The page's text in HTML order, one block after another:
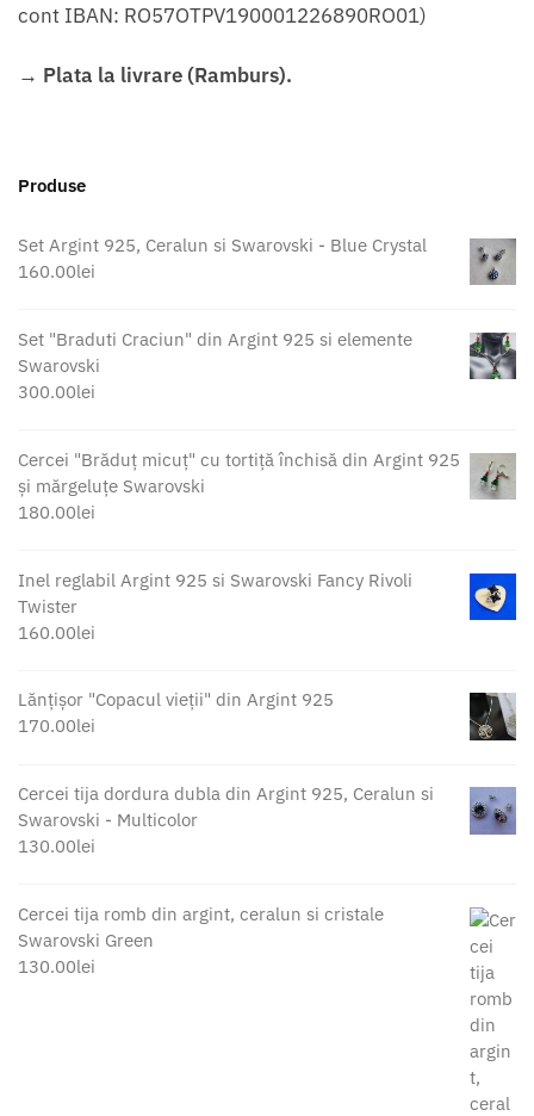
cont IBAN: RO57OTPV190001226890RO01)
→ Plata la livrare (Ramburs).
Produse
Set Argint 925, Ceralun si Swarovski - Blue Crystal
160.00lei
Set "Braduti Craciun" din Argint 925 si elemente
Swarovski
300.00lei
Cercei "Brăduț micuț" cu tortiță închisă din Argint 925
și mărgeluțe Swarovski
180.00lei
Inel reglabil Argint 925 si Swarovski Fancy Rivoli
Twister
160.00lei
Lănțișor "Copacul vieții" din Argint 925
170.00lei
Cercei tija dordura dubla din Argint 925, Ceralun si
Swarovski - Multicolor
130.00lei
Cercei tija romb din argint, ceralun si cristale
Swarovski Green
130.00lei